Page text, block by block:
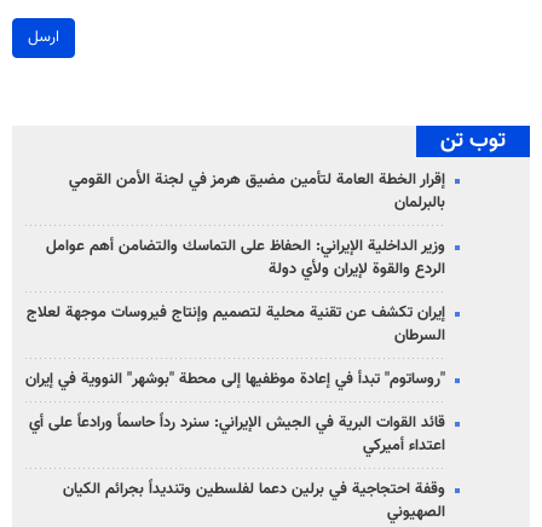
ارسل
توب تن
إقرار الخطة العامة لتأمين مضيق هرمز في لجنة الأمن القومي
بالبرلمان
وزير الداخلية الإيراني: الحفاظ على التماسك والتضامن أهم عوامل
الردع والقوة لإيران ولأي دولة
إيران تكشف عن تقنية محلية لتصميم وإنتاج فيروسات موجهة لعلاج
السرطان
"روساتوم" تبدأ في إعادة موظفيها إلى محطة "بوشهر" النووية في إيران
قائد القوات البرية في الجيش الإيراني: سنرد رداً حاسماً ورادعاً على أي
اعتداء أميركي
وقفة احتجاجية في برلين دعما لفلسطين وتنديداً بجرائم الكيان
الصهیوني